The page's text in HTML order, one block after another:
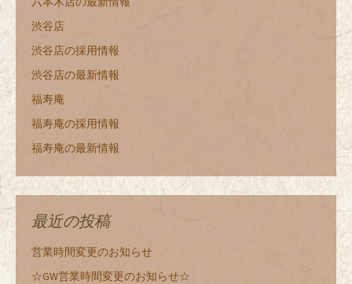
渋谷店
渋谷店の採用情報
渋谷店の最新情報
福寿庵
福寿庵の採用情報
福寿庵の最新情報
最近の投稿
営業時間変更のお知らせ
☆GW営業時間変更のお知らせ☆